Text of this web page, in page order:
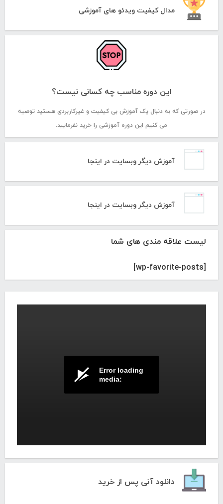
مدال کیفیت ویدئو های آموزشی
این دوره مناسب چه کسانی نیست؟
در صورتی که به دنبال یک آموزش بی کیفیت و غیرکاربردی هستید توصیه
می کنیم این دوره آموزشی را خرید نفرمایید.
آموزش دیگر وبسایت در اینجا
آموزش دیگر وبسایت در اینجا
لیست علاقه مندی های شما
[wp-favorite-posts]
Error loading
media:
دانلود آنی پس از خرید